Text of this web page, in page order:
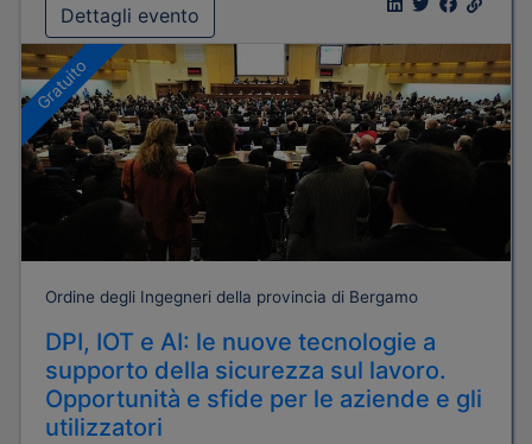
Dettagli evento
Gratuito
Ordine degli Ingegneri della provincia di Bergamo
DPI, IOT e AI: le nuove tecnologie a
supporto della sicurezza sul lavoro.
Opportunità e sfide per le aziende e gli
utilizzatori